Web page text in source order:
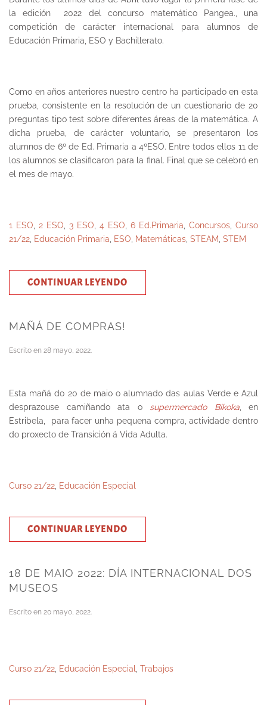
la edición 2022 del concurso matemático Pangea., una
competición de carácter internacional para alumnos de
Educación Primaria, ESO y Bachillerato.
Como en años anteriores nuestro centro ha participado en esta
prueba, consistente en la resolución de un cuestionario de 20
preguntas tipo test sobre diferentes áreas de la matemática. A
dicha prueba, de carácter voluntario, se presentaron los
alumnos de 6º de Ed. Primaria a 4ºESO. Entre todos ellos 11 de
los alumnos se clasificaron para la final. Final que se celebró en
el mes de mayo.
1 ESO 2 ESO 3 ESO 4 ESO 6 Ed.Primaria Concursos Curso
21/22 Educación Primaria ESO Matemáticas STEAM STEM
CONTINUAR LEYENDO
MAÑÁ DE COMPRAS!
Escrito en 28 mayo, 2022.
Esta mañá do 20 de maio o alumnado das aulas Verde e Azul
desprazouse camiñando ata o supermercado Bikoka, en
Estribela, para facer unha pequena compra, actividade dentro
do proxecto de Transición á Vida Adulta.
Curso 21/22 Educación Especial
CONTINUAR LEYENDO
18 DE MAIO 2022: DÍA INTERNACIONAL DOS
MUSEOS
Escrito en 20 mayo, 2022.
Curso 21/22 Educación Especial Trabajos